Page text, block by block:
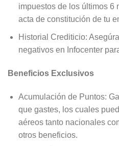
impuestos de los últimos 6
acta de constitución de tu
Historial Crediticio:
negativos en Infocenter
Beneficios Exclusivos
Acumulación de Puntos:
que gastes, los cuales
aéreos tanto nacionales
otros beneficios.